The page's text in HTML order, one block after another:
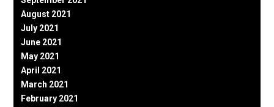
August 2021
July 2021
June 2021
May 2021
April 2021
March 2021
February 2021